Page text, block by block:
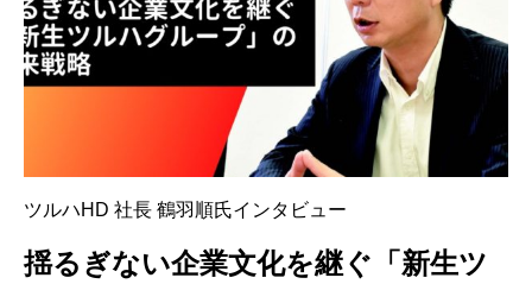
ツルハHD 社長 鶴羽順氏インタビュー
揺るぎない企業文化を継ぐ「新生ツ